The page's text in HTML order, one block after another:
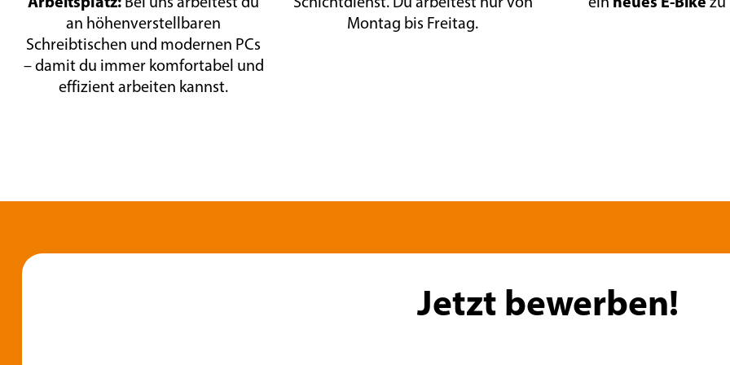
an höhenverstellbaren
Schreibtischen und modernen PCs
– damit du immer komfortabel und
effizient arbeiten kannst.
Montag bis Freitag.
Jetzt bewerben!